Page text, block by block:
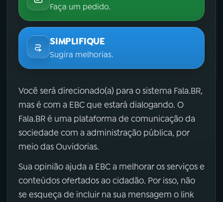
Faça um pedido.
SIMPLIFIQUE
Sugira melhorias.
Você será direcionado(a) para o sistema Fala.BR,
mas é com a EBC que estará dialogando. O
Fala.BR é uma plataforma de comunicação da
sociedade com a administração pública, por
meio das Ouvidorias.
Sua opinião ajuda a EBC a melhorar os serviços e
conteúdos ofertados ao cidadão. Por isso, não
se esqueça de incluir na sua mensagem o link